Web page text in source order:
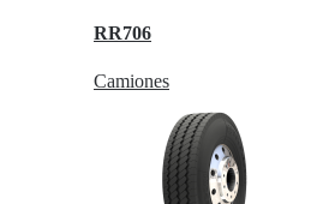
RR706
Camiones